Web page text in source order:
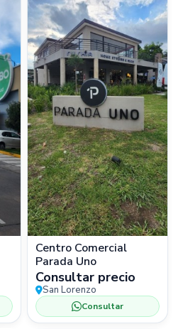
Centro Comercial
Parada Uno
Consultar precio
San Lorenzo
Consultar